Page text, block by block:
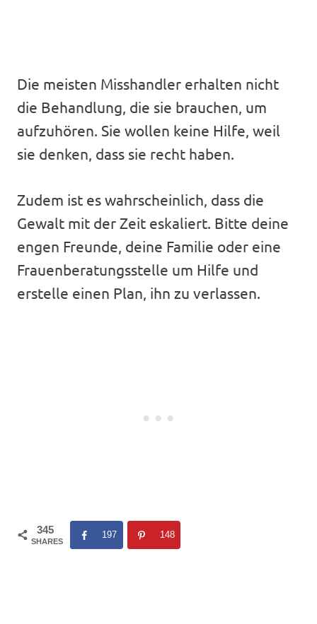
Die meisten Misshandler erhalten nicht
die Behandlung, die sie brauchen, um
aufzuhören. Sie wollen keine Hilfe, weil
sie denken, dass sie recht haben.
Zudem ist es wahrscheinlich, dass die
Gewalt mit der Zeit eskaliert. Bitte deine
engen Freunde, deine Familie oder eine
Frauenberatungsstelle um Hilfe und
erstelle einen Plan, ihn zu verlassen.
345
SHARES
197 148